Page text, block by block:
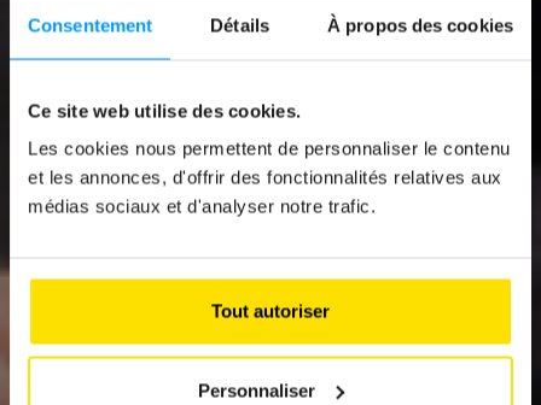
Consentement Détails À propos des cookies
Ce site web utilise des cookies.
Les cookies nous permettent de personnaliser le contenu
et les annonces, d'offrir des fonctionnalités relatives aux
médias sociaux et d'analyser notre trafic.
Tout autoriser
Personnaliser
INTERNAL
COMBUSTION
ENGINE CARS: 2035,
DIVIDES OPINION
IAA Munich 2025